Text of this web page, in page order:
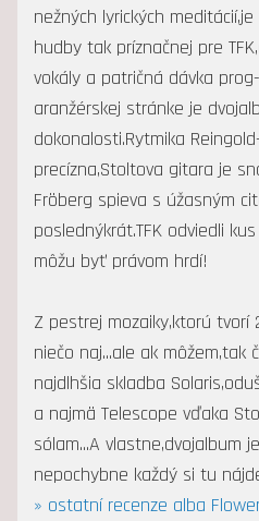
nežných lyrických
hudby tak príznačnej pre
vokály a patričná dávka
aranžérskej stránke je
dokonalosti.Rytmika
precízna,Stoltova gitara je
Fröberg spieva s úžasným
poslednýkrát.TFK odviedli
môžu byť právom hrdí!
Z pestrej mozaiky,ktorú tvorí
niečo naj...ale ak
najdlhšia skladba
a najmä Telescope vďaka
sólam...A vlastne,dvojalbum
nepochybne každý si tu
» ostatní recenze alba